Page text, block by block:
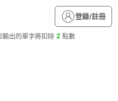
登錄/註冊
輸出的單字將扣除 2 點數